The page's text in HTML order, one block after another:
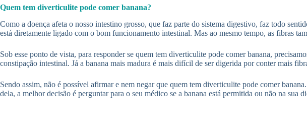
Quem tem diverticulite pode comer banana?
Como a doença afeta o nosso intestino grosso, que faz parte do sistema digestivo, faz todo
está diretamente ligado com o bom funcionamento intestinal. Mas ao mesmo tempo, as fibras
Sob esse ponto de vista, para responder se quem tem diverticulite pode comer banana,
constipação intestinal. Já a banana mais madura é mais difícil de ser digerida por conter mais
Sendo assim, não é possível afirmar e nem negar que quem tem diverticulite pode comer
dela, a melhor decisão é perguntar para o seu médico se a banana está permitida ou não na sua